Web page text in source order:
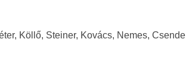
Köllő, Steiner, Kovács, Nemes, Csende